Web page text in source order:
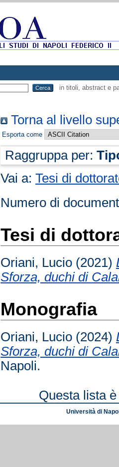
in titoli, abstract e
Torna al livello
Esporta come
Raggruppa per:
Vai a:Tesi di
Numero di
Tesi di
Oriani, Lucio (2021)
Sforza, duchi di
Monografia
Oriani, Lucio (2024)
Sforza, duchi di
Napoli.
Questa lista
Università di